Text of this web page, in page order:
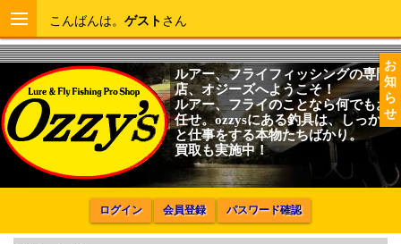
お
知
ら
せ
こんばんは。 ゲスト さん
ルアー、フライフィッシングの専門
店、オジーズへようこそ！
ルアー、フライのことなら何でもお
任せ。ozzysにある釣具は、しっかり
と仕事をする本物たちばかり。
買取も実施中！
ログイン 会員登録 パスワード確認